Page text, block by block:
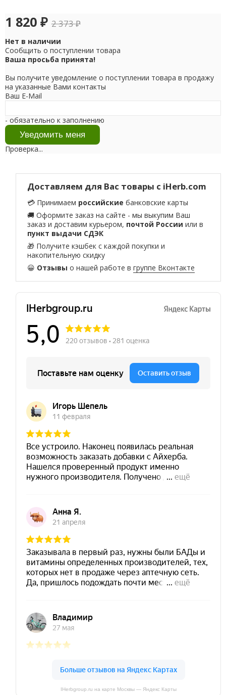
1 820 ₽ 2 373₽
Нет в наличии
Сообщить о поступлении товара
Ваша просьба принята!
Вы получите уведомление о поступлении товара в продажу
на указанные Вами контакты
Ваш E-Mail
- обязательно к заполнению
Проверка...
Доставляем для Вас товары с iHerb.com
💳 Принимаем российские банковские карты
🚚 Оформите заказ на сайте - мы выкупим Ваш
заказ и доставим курьером, почтой России или в
пункт выдачи СДЭК
🎁 Получите кэшбек с каждой покупки и
накопительную скидку
😀 Отзывы о нашей работе вгруппе Вконтакте
IHerbgroup.ru на карте Москвы — Яндекс Карты